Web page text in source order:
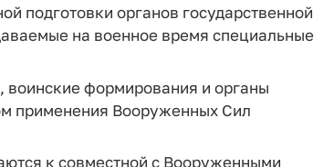
подготовки органов государственной
на военное время специальные
формирования и органы
применения Вооруженных Сил
к совместной с Вооруженными